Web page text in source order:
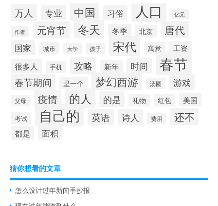
万人 专业 中国 习俗 人口 亿元
作者 元宵节 冬天 冬季 北京 唐代
国家 城市 大学 孩子 宋代 寓意 工资
很多人 手机 攻略 新年 时间 春节
春节期间 是一个 梦幻西游 汤圆 游戏
父母 疫情 的人 的是 礼物 红包 美国
考试 自己的 英语 诗人 费用 还不
都是 面积
猜你想看的文章
怎么设计过年新闻手抄报